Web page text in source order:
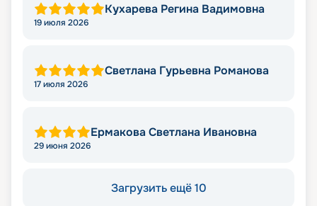
Кухарева Регина Вадимовна
19 июля 2026
Светлана Гурьевна Романова
17 июля 2026
Ермакова Светлана Ивановна
29 июня 2026
Загрузить ещё 10